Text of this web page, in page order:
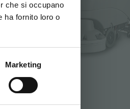
che si occupano
ha fornito loro o
Marketing
opal 80